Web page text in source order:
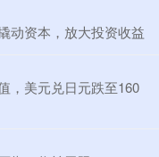
动资本，放大投资收益
，美元兑日元跌至160